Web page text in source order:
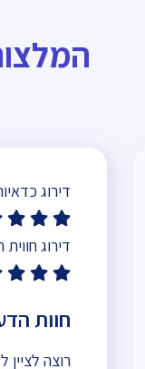
דירוג
דירוג
חוות
רוצה